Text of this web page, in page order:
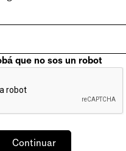
que no sos un robot